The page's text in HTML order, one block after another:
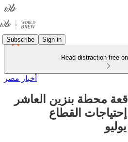
Subscribe Sign in
Read distraction-free
أخبار مصر
محطة بنزين العاشر
القطاع